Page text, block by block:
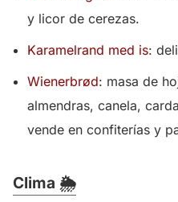
y licor de cerezas.
Karamelrand med is:
Wienerbrød: masa de
almendras, canela,
vende en confiterías y
Clima 🌦️